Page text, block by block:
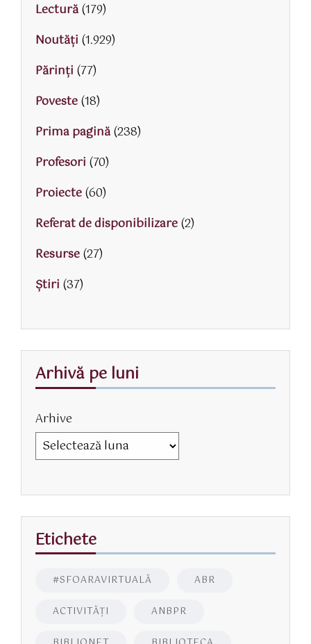
Lectură(179)
Noutăți (1.929)
Părinţi (77)
Poveste(18)
Prima pagină(238)
Profesori (70)
Proiecte(60)
Referat de disponibilizare(2)
Resurse(27)
Știri (37)
Arhivă pe luni
Arhive
Etichete
#SFOARAVIRTUALĂ ABR
ACTIVITĂŢI ANBPR